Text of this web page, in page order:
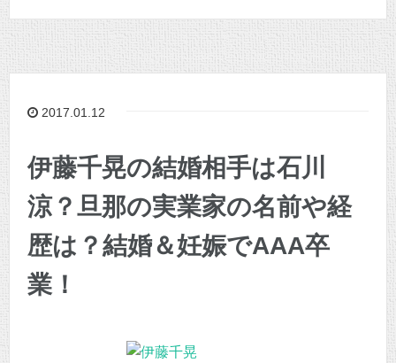
2017.01.12
伊藤千晃の結婚相手は石川
涼？旦那の実業家の名前や経
歴は？結婚＆妊娠でAAA卒
業！